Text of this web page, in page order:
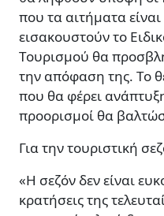
που τα αιτήματα
εισακουστούν το
Τουρισμού θα
την απόφαση της. Το
που θα φέρει
προορισμοί θα
Για την τουριστική
«Η σεζόν δεν είναι
κρατήσεις της